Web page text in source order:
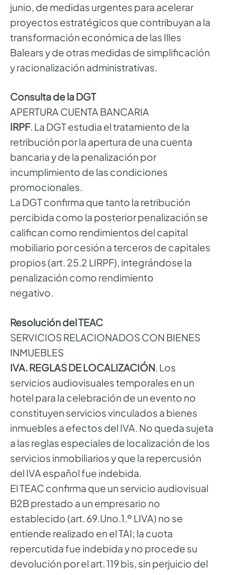
junio, de medidas urgentes para acelerar
proyectos estratégicos que contribuyan a la
transformación económica de las Illes
Balears y de otras medidas de simplificación
y racionalización administrativas.
Consulta de la DGT
APERTURA CUENTA BANCARIA
IRPF. La DGT estudia el tratamiento de la
retribución por la apertura de una cuenta
bancaria y de la penalización por
incumplimiento de las condiciones
promocionales.
La DGT confirma que tanto la retribución
percibida como la posterior penalización se
califican como rendimientos del capital
mobiliario por cesión a terceros de capitales
propios (art. 25.2 LIRPF), integrándose la
penalización como rendimiento
negativo.
Resolución del TEAC
SERVICIOS RELACIONADOS CON BIENES
INMUEBLES
IVA. REGLAS DE LOCALIZACIÓN. Los
servicios audiovisuales temporales en un
hotel para la celebración de un evento no
constituyen servicios vinculados a bienes
inmuebles a efectos del IVA. No queda sujeta
a las reglas especiales de localización de los
servicios inmobiliarios y que la repercusión
del IVA español fue indebida.
El TEAC confirma que un servicio audiovisual
B2B prestado a un empresario no
establecido (art. 69.Uno.1.º LIVA) no se
entiende realizado en el TAI; la cuota
repercutida fue indebida y no procede su
devolución por el art. 119 bis, sin perjuicio del